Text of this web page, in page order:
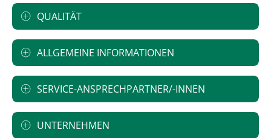
QUALITÄT
ALLGEMEINE INFORMATIONEN
SERVICE-ANSPRECHPARTNER/-INNEN
UNTERNEHMEN